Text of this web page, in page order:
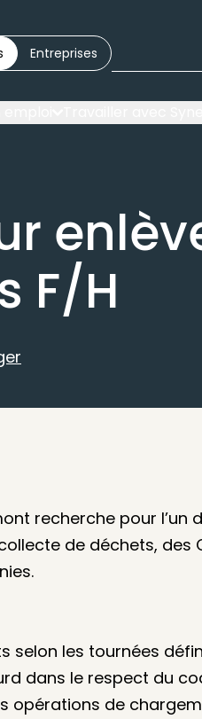
Entreprises
F/H
recherche pour l’un
de déchets, des
selon les tournées
dans le respect du
opérations de